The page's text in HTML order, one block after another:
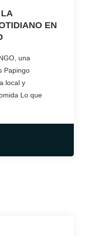
EN
una
Papingo
local y
Lo que